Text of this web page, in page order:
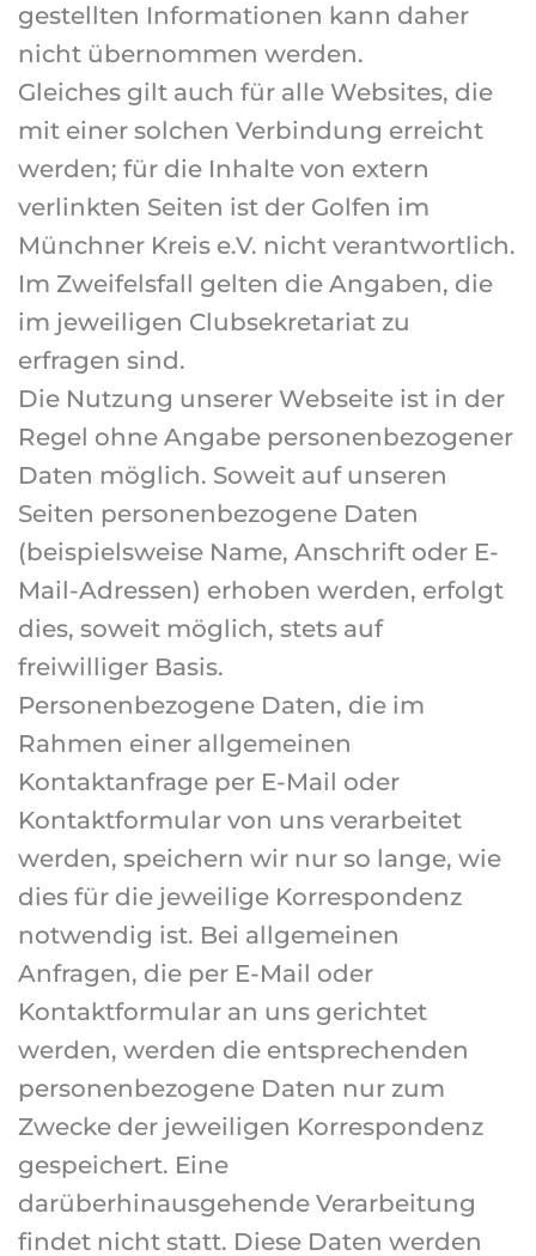
gestellten Informationen kann daher
nicht übernommen werden.
Gleiches gilt auch für alle Websites, die
mit einer solchen Verbindung erreicht
werden; für die Inhalte von extern
verlinkten Seiten ist der Golfen im
Münchner Kreis e.V. nicht verantwortlich.
Im Zweifelsfall gelten die Angaben, die
im jeweiligen Clubsekretariat zu
erfragen sind.
Die Nutzung unserer Webseite ist in der
Regel ohne Angabe personenbezogener
Daten möglich. Soweit auf unseren
Seiten personenbezogene Daten
(beispielsweise Name, Anschrift oder E-
Mail-Adressen) erhoben werden, erfolgt
dies, soweit möglich, stets auf
freiwilliger Basis.
Personenbezogene Daten, die im
Rahmen einer allgemeinen
Kontaktanfrage per E-Mail oder
Kontaktformular von uns verarbeitet
werden, speichern wir nur so lange, wie
dies für die jeweilige Korrespondenz
notwendig ist. Bei allgemeinen
Anfragen, die per E-Mail oder
Kontaktformular an uns gerichtet
werden, werden die entsprechenden
personenbezogene Daten nur zum
Zwecke der jeweiligen Korrespondenz
gespeichert. Eine
darüberhinausgehende Verarbeitung
findet nicht statt. Diese Daten werden